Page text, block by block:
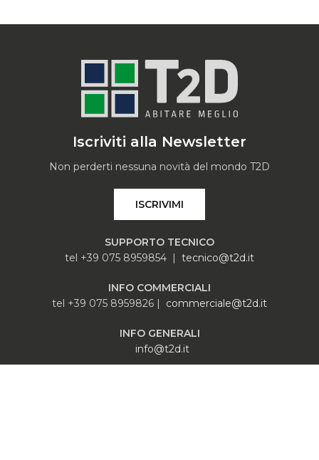
Iscriviti alla Newsletter
Non perderti nessuna novità del mondo T2D
ISCRIVIMI
SUPPORTO TECNICO
tel +39 075 8959854 | tecnico@t2d.it
INFO COMMERCIALI
tel +39 075 8959826 | commerciale@t2d.it
INFO GENERALI
info@t2d.it